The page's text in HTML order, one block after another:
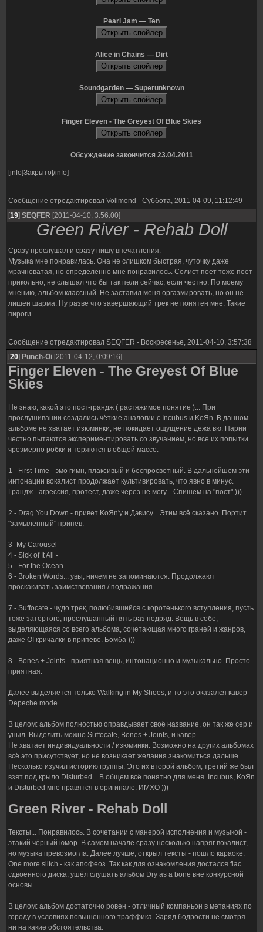
Pearl Jam — Ten
Alice in Chains — Dirt
Soundgarden — Superunknown
Finger Eleven - The Greyest Of Blue Skies
Обсуждение закончится 23.04.2011
[info]Закрыто[/info]
Сообщение отредактировал Vollmond - Суббота, 2011-04-09, 11:12:49
[19] SEQFER [2011-04-10, 3:56:00]
Green River - Rehab Doll
Сразу прослушал и сразу пишу впечатления.
Музыка мне понравилась. Она не слишком быстрая, чуточку даже
мрачноватая, но определенно мне понравилось. Солист поет тоже поет
прикольно, не слышал что бы так пели сейчас, если честно. По моему
мнению, альбом классный. Не заставил меня оргазмировать, но он не
лишен шарма. Ну разве что завершающий трек не понятен мне. Такие
пироги.
Сообщение отредактировал SEQFER - Воскресенье, 2011-04-10, 3:57:38
[20] Punch-Oi [2011-04-12, 0:09:16]
Finger Eleven - The Greyest Of Blue
Skies
Не знаю, какой это пост-грандж ( растяжимое понятие )... При
прослушивании создались чёткие аналогии с Incubus и KoЯn. В данном
альбоме не хватает изюминки, не покидает ощущение дежа вю. Парни
честно пытаются экспериментировать со звучанием, но все их попытки
чрезмерно робки и теряются в общей массе.
1 - First Time - эмо гимн, плаксивый и беспросветный. В дальнейшем эти
интонации вокалист продолжает культивировать, что явно в минус.
Грандж - агрессия, протест, даже через не могу... Спишем на "пост" )))
2 - Drag You Down - привет KoЯn'у и Дэвису... Этим всё сказано. Портит
"замыленный" припев.
3 -My Carousel
4 - Sick of It All -
5 - For the Ocean
6 - Broken Words... увы, ничем не запоминаются. Продолжают
проскакивать заимствования / подражания.
7 - Suffocate - чудо трек, полюбившийся с коротенького вступления, пусть
тоже затёртого, прослушанный пять раз подряд. Вещь в себе,
выделяющаяся со всего альбома, сочетающая много граней и жанров,
даже OI кричалки в припеве. Бомба )))
8 - Bones + Joints - приятная вещь, интонационно и музыкально. Просто
приятная.
Далее выделяется только Walking in My Shoes, и то это оказался кавер
Depeche mode.
В целом: альбом полностью оправдывает своё название, он так же сер и
уныл. Выделить можно Suffocate, Bones + Joints, и кавер.
Не хватает индивидуальности / изюминки. Возможно на других альбомах
всё это присутствует, но не возникает желания знакомиться дальше.
Несколько изучил историю группы. Это их второй альбом, третий же был
взят под крыло Disturbed... В общем всё понятно для меня. Incubus, KoЯn
и Disturbed мне нравятся в оригинале. ИМХО )))
Green River - Rehab Doll
Тексты... Понравилось. В сочетании с манерой исполнения и музыкой -
этакий чёрный юмор. В самом начале сразу несколько напряг вокалист,
но музыка превозмогла. Далее лучше, открыл тексты - пошло караоке.
One more slitch - как апофеоз. Так как для ознакомления достался flac
сдвоенного диска, ушёл слушать альбом Dry as a bone вне конкурсной
основы.
В целом: альбом достаточно ровен - отличный компаньон в метаниях по
городу в условиях повышенного траффика. Заряд бодрости не смотря
ни на какие обстоятельства.